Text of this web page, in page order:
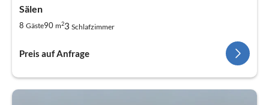
Sälen
8 Gäste90 m23 Schlafzimmer
Preis auf Anfrage